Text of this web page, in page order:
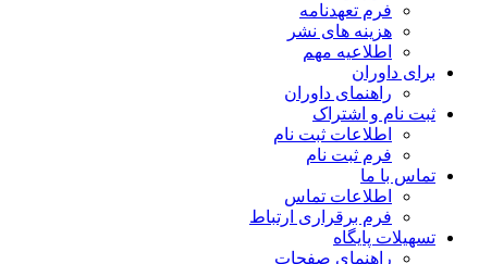
فرم تعهدنامه
هزینه های نشر
اطلاعیه مهم
برای داوران
راهنمای داوران
ثبت نام و اشتراک
اطلاعات ثبت نام
فرم ثبت نام
تماس با ما
اطلاعات تماس
فرم برقراری ارتباط
تسهیلات پایگاه
راهنمای صفحات